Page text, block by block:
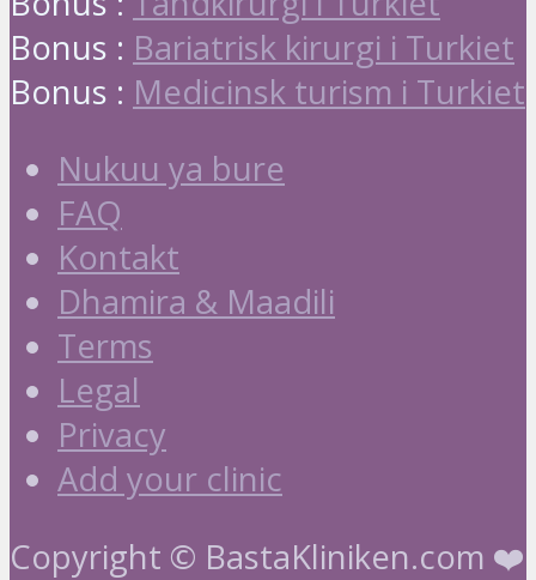
Bonus : Bariatrisk kirurgi i Turkiet
Bonus : Medicinsk turism i Turkiet
Nukuu ya bure
FAQ
Kontakt
Dhamira & Maadili
Terms
Legal
Privacy
Add your clinic
Copyright © BastaKliniken.com ❤️